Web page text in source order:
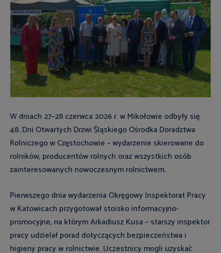
W dniach 27–28 czerwca 2026 r. w Mikołowie odbyły się
48. Dni Otwartych Drzwi Śląskiego Ośrodka Doradztwa
Rolniczego w Częstochowie – wydarzenie skierowane do
rolników, producentów rolnych oraz wszystkich osób
zainteresowanych nowoczesnym rolnictwem.
Pierwszego dnia wydarzenia Okręgowy Inspektorat Pracy
w Katowicach przygotował stoisko informacyjno-
promocyjne, na którym Arkadiusz Kusa – starszy inspektor
pracy udzielał porad dotyczących bezpieczeństwa i
higieny pracy w rolnictwie. Uczestnicy mogli uzyskać